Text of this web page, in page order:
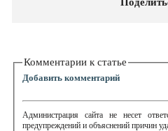
Комментарии к статье
Добавить комментарий
Администрация сайта не несет
предупреждений и объяснений причин